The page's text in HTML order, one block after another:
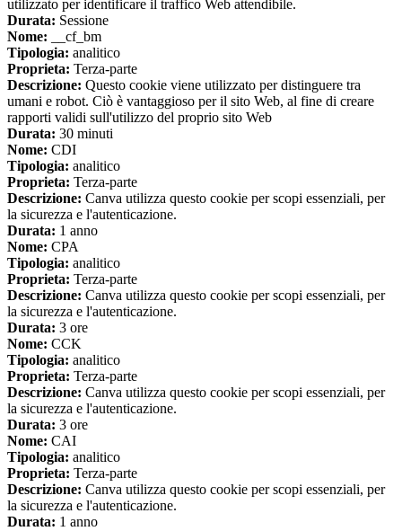
utilizzato per identificare il traffico Web attendibile.
Durata: Sessione
Nome: __cf_bm
Tipologia: analitico
Proprieta: Terza-parte
Descrizione: Questo cookie viene utilizzato per distinguere tra
umani e robot. Ciò è vantaggioso per il sito Web, al fine di creare
rapporti validi sull'utilizzo del proprio sito Web
Durata: 30 minuti
Nome: CDI
Tipologia: analitico
Proprieta: Terza-parte
Descrizione: Canva utilizza questo cookie per scopi essenziali, per
la sicurezza e l'autenticazione.
Durata: 1 anno
Nome: CPA
Tipologia: analitico
Proprieta: Terza-parte
Descrizione: Canva utilizza questo cookie per scopi essenziali, per
la sicurezza e l'autenticazione.
Durata: 3 ore
Nome: CCK
Tipologia: analitico
Proprieta: Terza-parte
Descrizione: Canva utilizza questo cookie per scopi essenziali, per
la sicurezza e l'autenticazione.
Durata: 3 ore
Nome: CAI
Tipologia: analitico
Proprieta: Terza-parte
Descrizione: Canva utilizza questo cookie per scopi essenziali, per
la sicurezza e l'autenticazione.
Durata: 1 anno